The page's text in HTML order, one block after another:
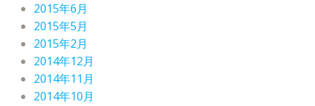
2015年6月
2015年5月
2015年2月
2014年12月
2014年11月
2014年10月